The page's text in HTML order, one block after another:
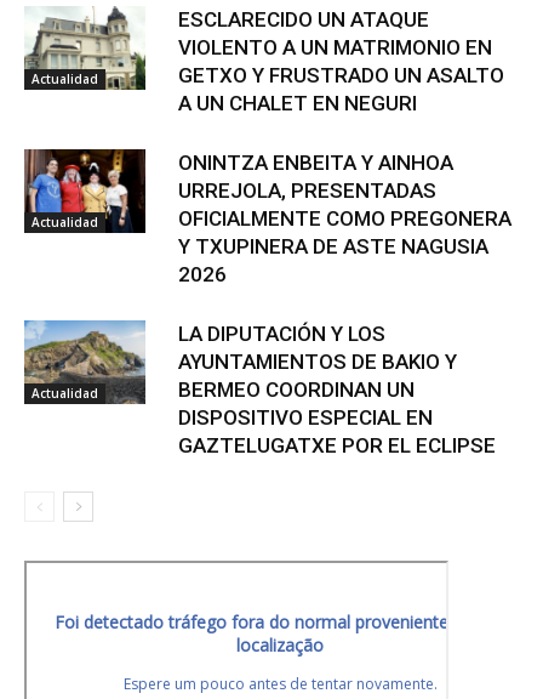
Actualidad
ESCLARECIDO UN ATAQUE
VIOLENTO A UN MATRIMONIO EN
GETXO Y FRUSTRADO UN ASALTO
A UN CHALET EN NEGURI
Actualidad
ONINTZA ENBEITA Y AINHOA
URREJOLA, PRESENTADAS
OFICIALMENTE COMO PREGONERA
Y TXUPINERA DE ASTE NAGUSIA
2026
Actualidad
LA DIPUTACIÓN Y LOS
AYUNTAMIENTOS DE BAKIO Y
BERMEO COORDINAN UN
DISPOSITIVO ESPECIAL EN
GAZTELUGATXE POR EL ECLIPSE